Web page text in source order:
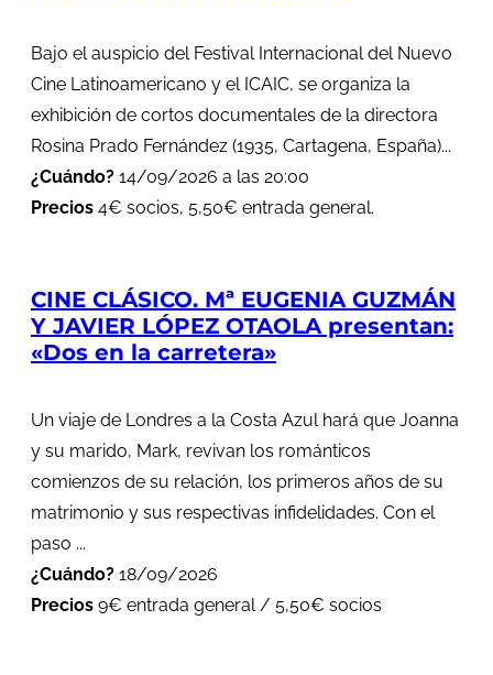
Bajo el auspicio del Festival Internacional del Nuevo
Cine Latinoamericano y el ICAIC, se organiza la
exhibición de cortos documentales de la directora
Rosina Prado Fernández (1935, Cartagena, España)...
¿Cuándo? 14/09/2026 a las 20:00
Precios 4€ socios, 5,50€ entrada general.
CINE CLÁSICO. Mª EUGENIA GUZMÁN
Y JAVIER LÓPEZ OTAOLA presentan:
«Dos en la carretera»
Un viaje de Londres a la Costa Azul hará que Joanna
y su marido, Mark, revivan los románticos
comienzos de su relación, los primeros años de su
matrimonio y sus respectivas infidelidades. Con el
paso ...
¿Cuándo? 18/09/2026
Precios 9€ entrada general / 5,50€ socios